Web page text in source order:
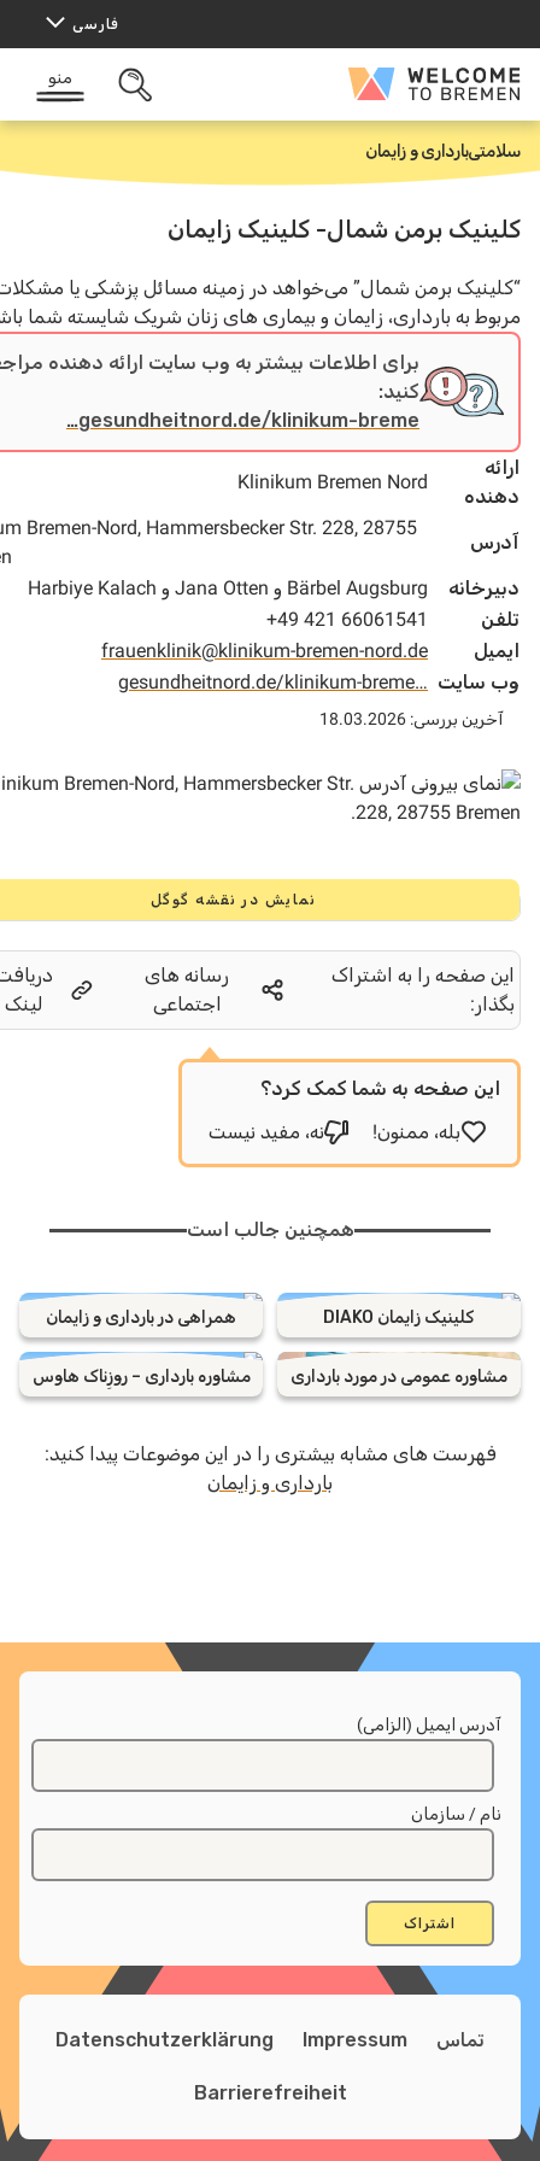
منو
بارداری و زایمان
برمن شمال- کلینیک زایمان
برمن شمال” می‌خواهد در زمینه مسائل پزشکی یا مشکلات
به بارداری، زایمان و بیماری های زنان شریک شایسته شما باشد.
برای اطلاعات بیشتر به وب سایت ارائه دهنده مراجعه
کنید:
gesundheitnord.de/klinikum-breme…
Klinikum Bremen Nord
Klinikum Bremen-Nord, Hammersbecker Str. 228, 28755
Bremen
Bärbel Augsburg و Jana Otten و Harbiye Kalach
+49 421 66061541
frauenklinik@klinikum-bremen-nord.de
gesundheitnord.de/klinikum-breme…
بررسی: 18.03.2026
نمایش در نقشه گوگل
صفحه را به اشتراک
رسانه های
اجتماعی
دریافت
لینک
صفحه به شما کمک کرد؟
بله، ممنون!
نه، مفید نیست
همچنین جالب است
کلینیک زایمان DIAKO همراهی در بارداری و زایمان
عمومی در مورد بارداری مشاوره بارداری – روزِناک هاوس
های مشابه بیشتری را در این موضوعات پیدا کنید:
بارداری و زایمان
ایمیل (الزامی)
/ سازمان
Impressum
Datenschutzerklärung
Barrierefreiheit